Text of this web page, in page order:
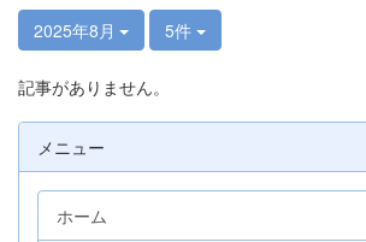
2025年8月 5件
記事がありません。
メニュー
ホーム